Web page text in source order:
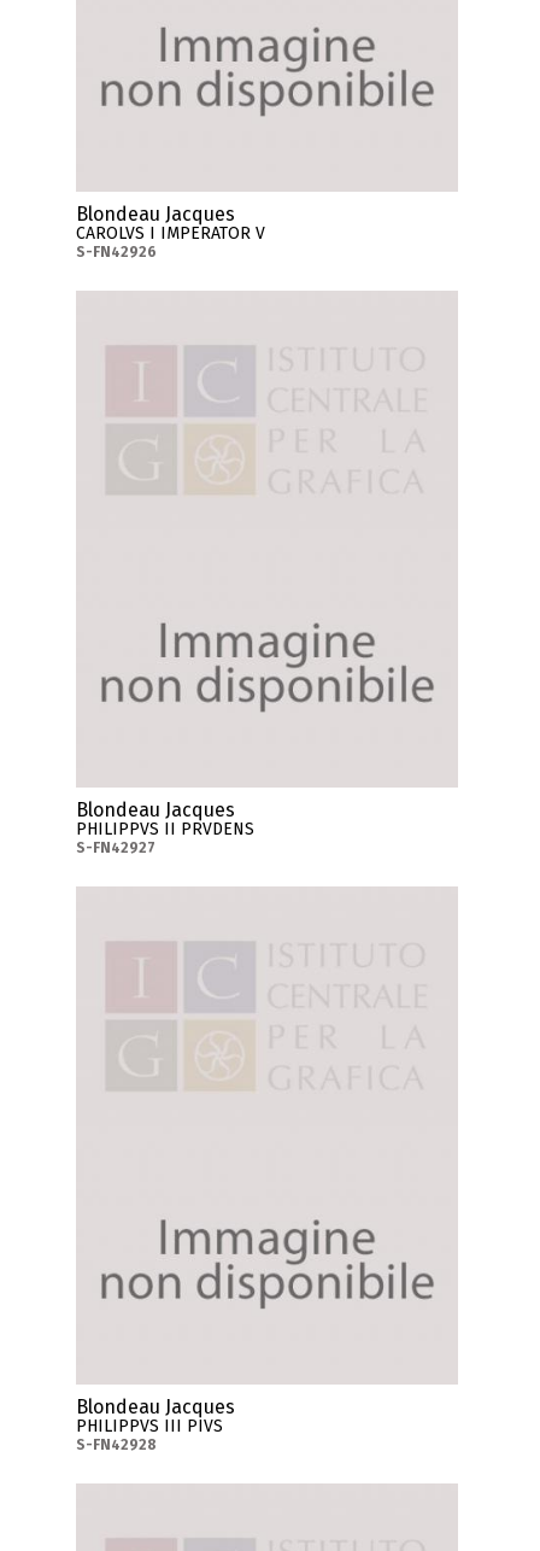
Blondeau Jacques
CAROLVS I IMPERATOR V
S-FN42926
Blondeau Jacques
PHILIPPVS II PRVDENS
S-FN42927
Blondeau Jacques
PHILIPPVS III PIVS
S-FN42928